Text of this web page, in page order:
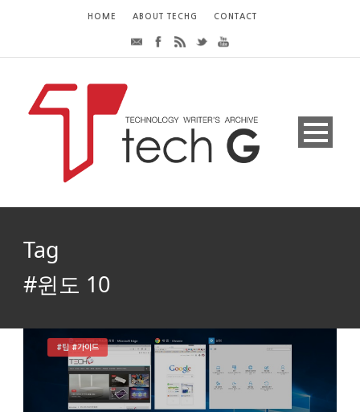
HOME ABOUT TECHG CONTACT
Tag
#윈도 10
#팁 #가이드